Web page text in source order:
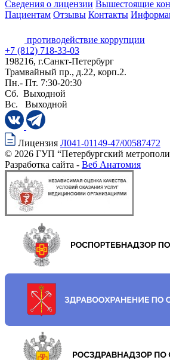
Сведения о лицензии Вышестоящие
Пациентам Отзывы Контакты
противодействие коррупции
+7 (812) 718-33-03
198216, г.Санкт-Петербург
Трамвайный пр., д.22, корп.2.
Пн.- Пт. 7:30-20:30
Сб. Выходной
Вс. Выходной
Лицензия Л041-01149-47/00587472
© 2026 ГУП “Петербургский
Разработка сайта - Веб Анатомия